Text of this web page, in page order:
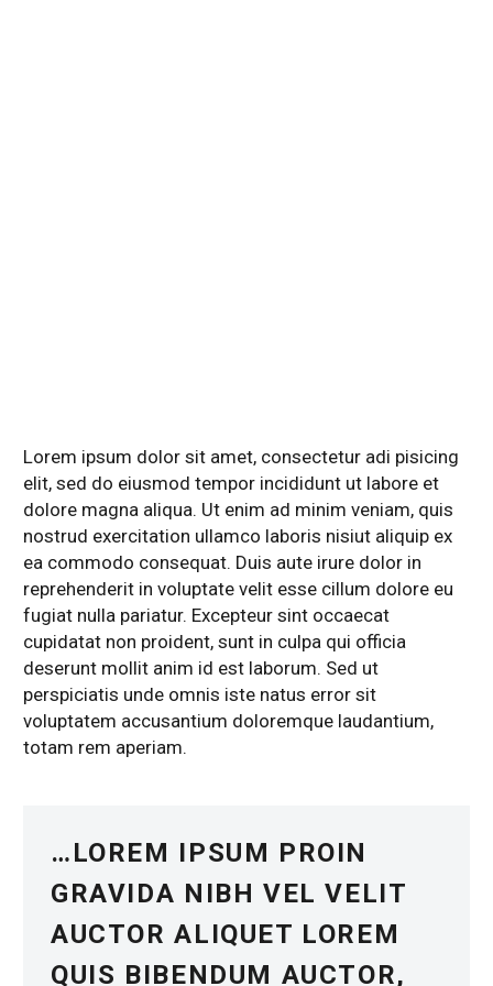
Lorem ipsum dolor sit amet, consectetur adi pisicing
elit, sed do eiusmod tempor incididunt ut labore et
dolore magna aliqua. Ut enim ad minim veniam, quis
nostrud exercitation ullamco laboris nisiut aliquip ex
ea commodo consequat. Duis aute irure dolor in
reprehenderit in voluptate velit esse cillum dolore eu
fugiat nulla pariatur. Excepteur sint occaecat
cupidatat non proident, sunt in culpa qui officia
deserunt mollit anim id est laborum. Sed ut
perspiciatis unde omnis iste natus error sit
voluptatem accusantium doloremque laudantium,
totam rem aperiam.
…LOREM IPSUM PROIN
GRAVIDA NIBH VEL VELIT
AUCTOR ALIQUET LOREM
QUIS BIBENDUM AUCTOR,